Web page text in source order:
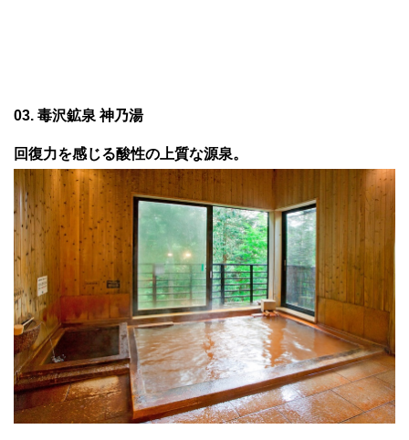
03. 毒沢鉱泉 神乃湯
回復力を感じる酸性の上質な源泉。